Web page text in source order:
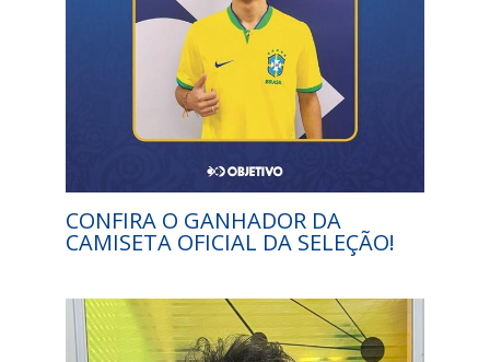
CONFIRA O GANHADOR DA
CAMISETA OFICIAL DA SELEÇÃO!